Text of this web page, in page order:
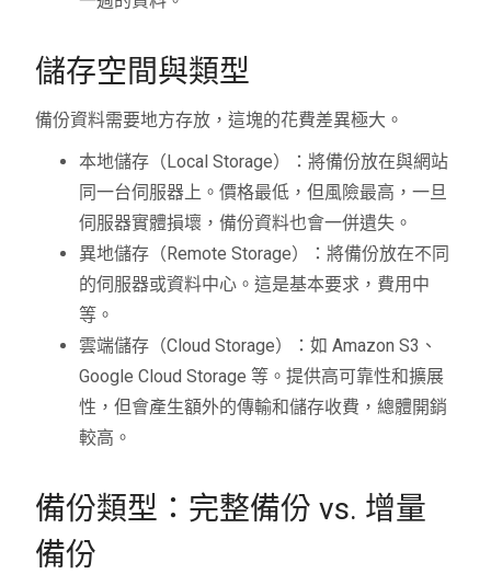
儲存空間與類型
備份資料需要地方存放，這塊的花費差異極大。
本地儲存（Local Storage）：將備份放在與網站
同一台伺服器上。價格最低，但風險最高，一旦
伺服器實體損壞，備份資料也會一併遺失。
異地儲存（Remote Storage）：將備份放在不同
的伺服器或資料中心。這是基本要求，費用中
等。
雲端儲存（Cloud Storage）：如 Amazon S3、
Google Cloud Storage 等。提供高可靠性和擴展
性，但會產生額外的傳輸和儲存收費，總體開銷
較高。
備份類型：完整備份 vs. 增量
備份